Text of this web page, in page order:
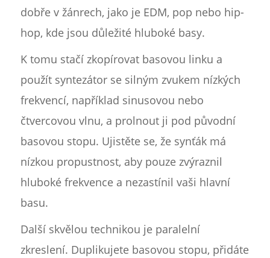
dobře v žánrech, jako je EDM, pop nebo hip-
hop, kde jsou důležité hluboké basy.
K tomu stačí zkopírovat basovou linku a
použít syntezátor se silným zvukem nízkých
frekvencí, například sinusovou nebo
čtvercovou vlnu, a prolnout ji pod původní
basovou stopu. Ujistěte se, že synťák má
nízkou propustnost, aby pouze zvýraznil
hluboké frekvence a nezastínil vaši hlavní
basu.
Další skvělou technikou je paralelní
zkreslení. Duplikujete basovou stopu, přidáte